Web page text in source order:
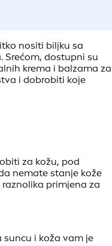
nositi biljku sa
Srećom, dostupni su
krema i balzama za
i dobrobiti koje
za kožu, pod
nemate stanje kože
primjena za
suncu i koža vam je